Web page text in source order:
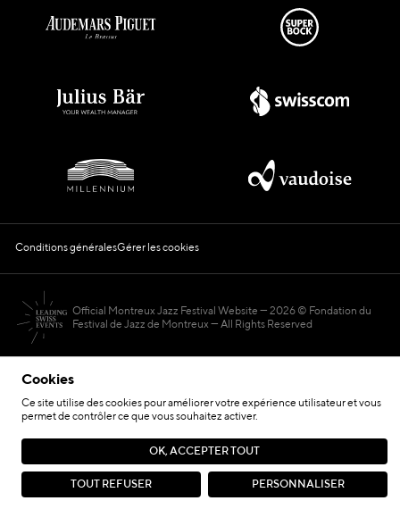
Cookies
Ce site utilise des cookies pour améliorer votre expérience utilisateur et vous
permet de contrôler ce que vous souhaitez activer.
PERSONNALISER
TOUT REFUSER
OK, ACCEPTER TOUT
Conditions généralesGérer les cookies
Official Montreux Jazz Festival Website
2026 © Fondation du
Festival de Jazz de Montreux — All Rights Reserved
Hosted by
Site réalisé par